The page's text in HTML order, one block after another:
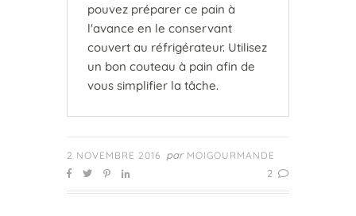
pouvez préparer ce pain à
l'avance en le conservant
couvert au réfrigérateur. Utilisez
un bon couteau à pain afin de
vous simplifier la tâche.
2 NOVEMBRE 2016 par MOIGOURMANDE
2